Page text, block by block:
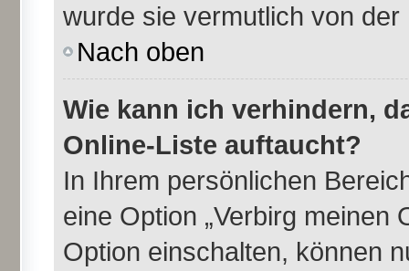
wurde sie vermutlich von
Nach oben
Wie kann ich verhindern,
Online-Liste auftaucht?
In Ihrem persönlichen
eine Option „Verbirg meinen
Option einschalten, können